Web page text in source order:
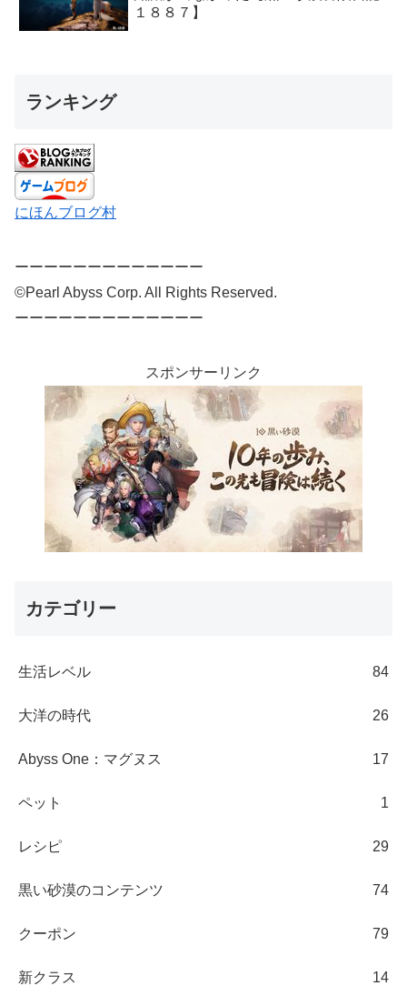
１８８７】
ランキング
にほんブログ村
ーーーーーーーーーーーーー
©Pearl Abyss Corp. All Rights Reserved.
ーーーーーーーーーーーーー
スポンサーリンク
カテゴリー
生活レベル 84
大洋の時代 26
Abyss One：マグヌス 17
ペット 1
レシピ 29
黒い砂漠のコンテンツ 74
クーポン 79
新クラス 14